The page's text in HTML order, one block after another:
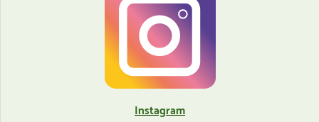
Instagram